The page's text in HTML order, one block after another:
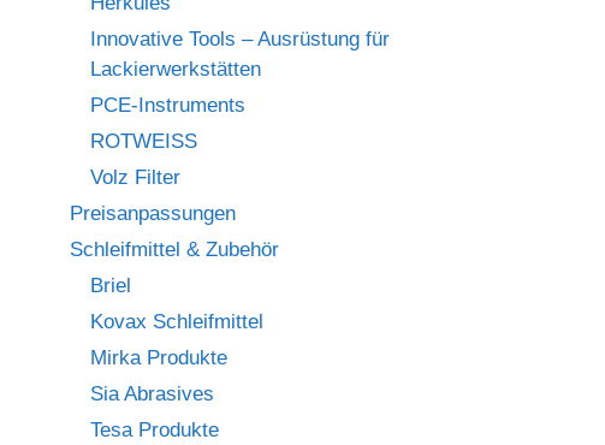
Innovative Tools – Ausrüstung für
Lackierwerkstätten
PCE-Instruments
ROTWEISS
Volz Filter
Preisanpassungen
Schleifmittel & Zubehör
Briel
Kovax Schleifmittel
Mirka Produkte
Sia Abrasives
Tesa Produkte